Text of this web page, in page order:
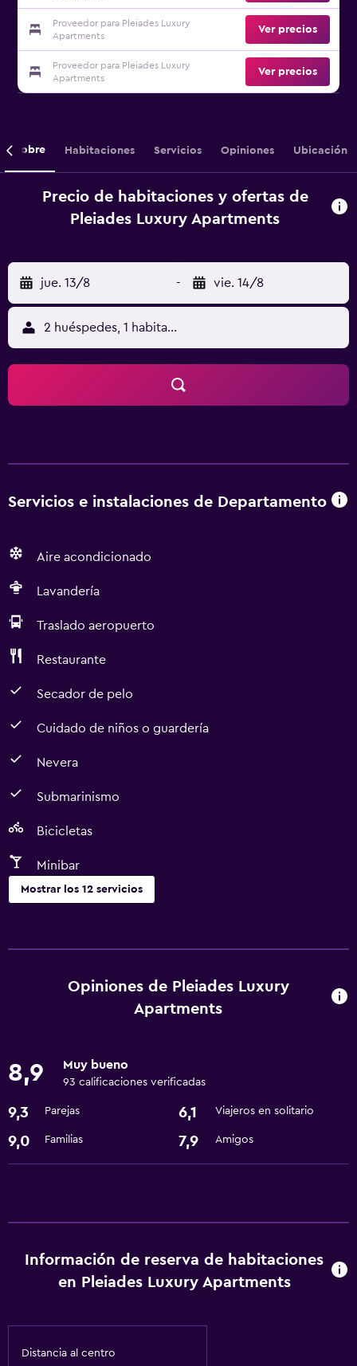
Proveedor para Pleiades Luxury
Apartments
Ver precios
Proveedor para Pleiades Luxury
Apartments
Ver precios
Sobre Habitaciones Servicios Opiniones Ubicación
Precio de habitaciones y ofertas de
Pleiades Luxury Apartments
jue. 13/8 - vie. 14/8
2 huéspedes, 1 habitación
Servicios e instalaciones de Departamento
Aire acondicionado
Lavandería
Traslado aeropuerto
Restaurante
Secador de pelo
Cuidado de niños o guardería
Nevera
Submarinismo
Bicicletas
Minibar
Mostrar los 12 servicios
Restaurante
Senderismo
Bicicletas
Servicios básicos
Aire acondicionado
Estacionamiento y transporte
Traslado aeropuerto
Secador de pelo
Opiniones de Pleiades Luxury
Apartments
8,9 Muy bueno
93 calificaciones verificadas
9,3 Parejas 6,1 Viajeros en solitario
9,0 Familias 7,9 Amigos
Información de reserva de habitaciones
en Pleiades Luxury Apartments
Distancia al centro